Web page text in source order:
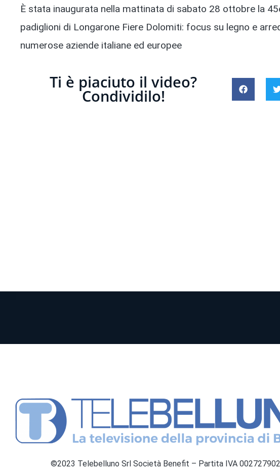
È stata inaugurata nella mattinata di sabato 28 ottobre la
padiglioni di Longarone Fiere Dolomiti: focus su legno e
numerose aziende italiane ed europee
Ti è piaciuto il video?
Condividilo!
©2023 Telebelluno Srl Società Benefit – Partita IVA